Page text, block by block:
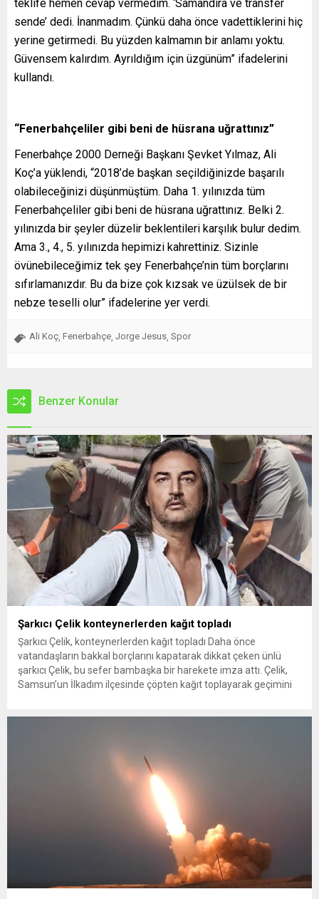
teklife hemen cevap vermedim. ‘Samandıra ve transfer
sende’ dedi. İnanmadım. Çünkü daha önce vadettiklerini hiç
yerine getirmedi. Bu yüzden kalmamın bir anlamı yoktu.
Güvensem kalırdım. Ayrıldığım için üzgünüm” ifadelerini
kullandı.
“Fenerbahçeliler gibi beni de hüsrana uğrattınız”
Fenerbahçe 2000 Derneği Başkanı Şevket Yılmaz, Ali
Koç’a yüklendi, “2018’de başkan seçildiğinizde başarılı
olabileceğinizi düşünmüştüm. Daha 1. yılınızda tüm
Fenerbahçeliler gibi beni de hüsrana uğrattınız. Belki 2.
yılınızda bir şeyler düzelir beklentileri karşılık bulur dedim.
Ama 3., 4., 5. yılınızda hepimizi kahrettiniz. Sizinle
övünebileceğimiz tek şey Fenerbahçe’nin tüm borçlarını
sıfırlamanızdır. Bu da bize çok kızsak ve üzülsek de bir
nebze teselli olur” ifadelerine yer verdi.
Ali Koç Fenerbahçe Jorge Jesus Spor
Benzer Konular
Şarkıcı Çelik konteynerlerden kağıt topladı
Şarkıcı Çelik, konteynerlerden kağıt topladı Daha önce
vatandaşların bakkal borçlarını kapatarak dikkat çeken ünlü
şarkıcı Çelik, bu sefer bambaşka bir harekete imza attı. Çelik,
Samsun’un İlkadım ilçesinde çöpten kağıt toplayarak geçimini